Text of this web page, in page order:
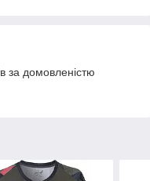
за домовленістю